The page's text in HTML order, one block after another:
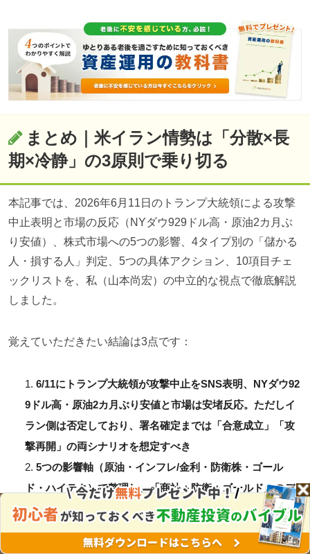
まとめ｜米イラン情勢は「分散×長
期×冷静」の3原則で乗り切る
本記事では、2026年6月11日のトランプ大統領による攻撃
中止表明と市場の反応（NYダウ929ドル高・原油2カ月ぶ
り安値）、株式市場への5つの影響、4タイプ別の「儲かる
人・損する人」判定、5つの具体アクション、10項目チェ
ックリストを、私（山本尚宏）の中立的な視点で徹底解説
しました。
覚えていただきたい結論は3点です：
6/11にトランプ大統領が攻撃中止をSNS表明、NYダウ92
9ドル高・原油2カ月ぶり安値と市場は安堵反応。ただしイ
ラン側は否定しており、署名確定までは「合意成立」「攻
撃再開」の両シナリオを想定すべき
5つの影響軸（原油・インフレ/金利・防衛株・ゴール
ド・ハイテク）で整理し、「商社＋防衛＋ゴールド」のデ
ィフェンシブ配分が王道
パニック売り禁止・信用縮小・分割買付・情報源見直し
の4原則を守れば、地政学リスクは資産形成の機会にも変わ
株式投資を本格的に学びたい方へ
株式投資スクール
無料で体験する